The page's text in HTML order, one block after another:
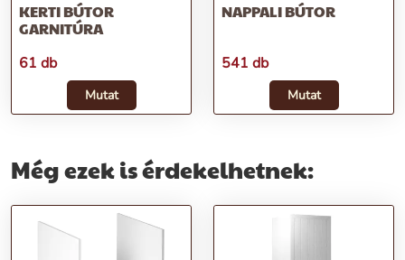
KERTI BÚTOR
GARNITÚRA
61 db
Mutat
NAPPALI BÚTOR
541 db
Mutat
Még ezek is érdekelhetnek: